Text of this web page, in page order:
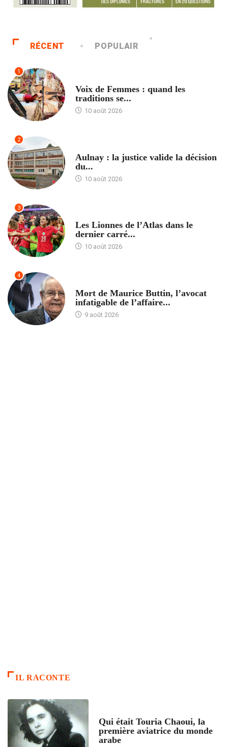
RÉCENT POPULAIR
1
Voix de Femmes : quand les
traditions se...
10 août 2026
2
Aulnay : la justice valide la décision
du...
10 août 2026
3
Les Lionnes de l’Atlas dans le
dernier carré...
10 août 2026
4
Mort de Maurice Buttin, l’avocat
infatigable de l’affaire...
9 août 2026
IL RACONTE
Qui était Touria Chaoui, la
première aviatrice du monde
arabe